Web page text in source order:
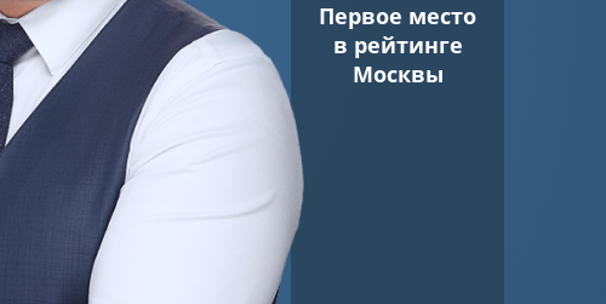
Первое место
в рейтинге
Москвы